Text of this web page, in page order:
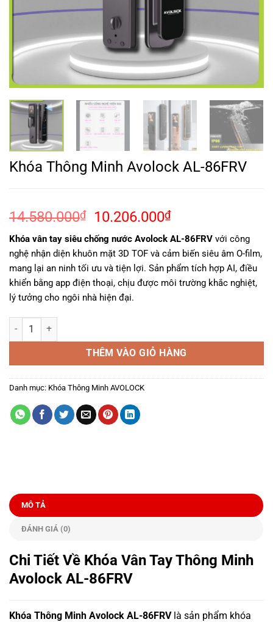
Khóa Thông Minh Avolock AL-86FRV
14.580.000₫
Giá
gốc
là:
14.580.000₫.
10.206.000₫Giá
hiện
tại
là:
10.206.000₫.
Khóa vân tay siêu chống nước Avolock AL-86FRV với công
nghệ nhận diện khuôn mặt 3D TOF và cảm biến siêu âm O-film,
mang lại an ninh tối ưu và tiện lợi. Sản phẩm tích hợp AI, điều
khiển bằng app điện thoại, chịu được môi trường khắc nghiệt,
lý tưởng cho ngôi nhà hiện đại.
Khóa Thông Minh Avolock AL-86FRV số lượng
THÊM VÀO GIỎ HÀNG
Danh mục: Khóa Thông Minh AVOLOCK
MÔ TẢ
ĐÁNH GIÁ (0)
Chi Tiết Về Khóa Vân Tay Thông Minh
Avolock AL-86FRV
Khóa Thông Minh Avolock AL-86FRVlà sản phẩm khóa